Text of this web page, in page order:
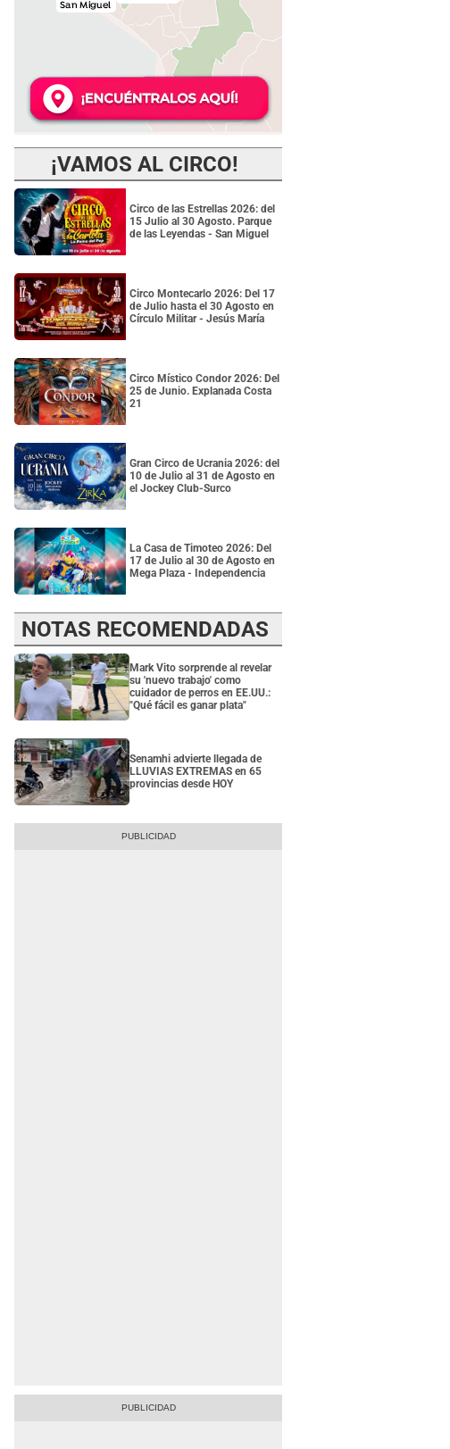
¡VAMOS AL CIRCO!
Circo de las Estrellas 2026: del
15 Julio al 30 Agosto. Parque
de las Leyendas - San Miguel
Circo Montecarlo 2026: Del 17
de Julio hasta el 30 Agosto en
Círculo Militar - Jesús María
Circo Místico Condor 2026: Del
25 de Junio. Explanada Costa
21
Gran Circo de Ucrania 2026: del
10 de Julio al 31 de Agosto en
el Jockey Club-Surco
La Casa de Timoteo 2026: Del
17 de Julio al 30 de Agosto en
Mega Plaza - Independencia
NOTAS RECOMENDADAS
Mark Vito sorprende al revelar
su 'nuevo trabajo' como
cuidador de perros en EE.UU.:
"Qué fácil es ganar plata"
Senamhi advierte llegada de
LLUVIAS EXTREMAS en 65
provincias desde HOY